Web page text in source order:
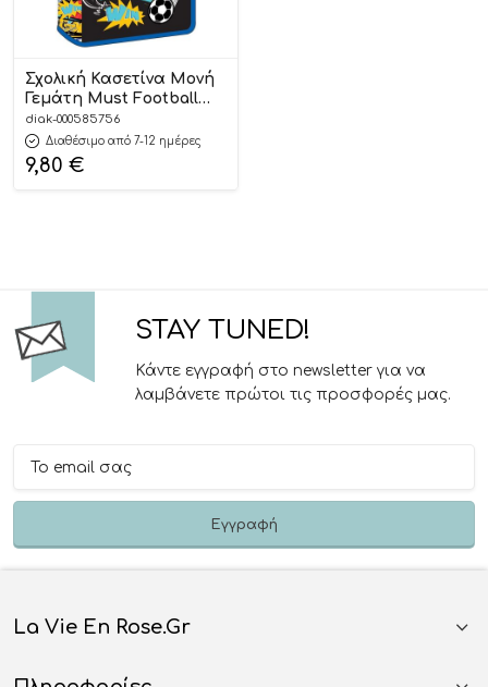
Σχολική Κασετίνα Μονή
Γεμάτη Must Football
(14×4,5×20,5εκ)
5205698674341
diak-000585756
Διαθέσιμο από 7-12 ημέρες
9,80 €
STAY TUNED!
Κάντε εγγραφή στο newsletter για να
λαμβάνετε πρώτοι τις προσφορές μας.
La Vie En Rose.gr